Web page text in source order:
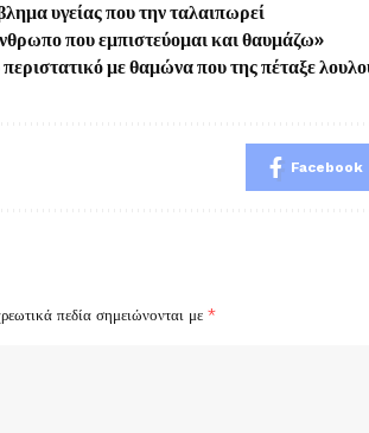
υγείας που την ταλαιπωρεί
που εμπιστεύομαι και θαυμάζω»
με θαμώνα που της πέταξε
Facebook
πεδία σημειώνονται με *